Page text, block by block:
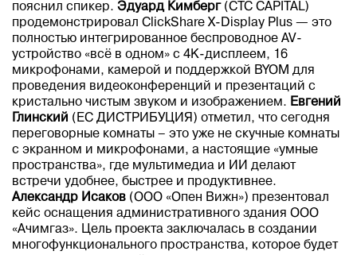
пояснил спикер. Эдуард Кимберг (CTC CAPITAL)
продемонстрировал ClickShare X-Display Plus — это
полностью интегрированное беспроводное AV-
устройство «всё в одном» с 4K-дисплеем, 16
микрофонами, камерой и поддержкой BYOM для
проведения видеоконференций и презентаций с
кристально чистым звуком и изображением. Евгений
Глинский (ЕС ДИСТРИБУЦИЯ) отметил, что сегодня
переговорные комнаты – это уже не скучные комнаты
с экранном и микрофонами, а настоящие «умные
пространства», где мультимедиа и ИИ делают
встречи удобнее, быстрее и продуктивнее.
Александр Исаков (ООО «Опен Вижн») презентовал
кейс оснащения административного здания ООО
«Ачимгаз». Цель проекта заключалась в создании
многофункционального пространства, которое будет